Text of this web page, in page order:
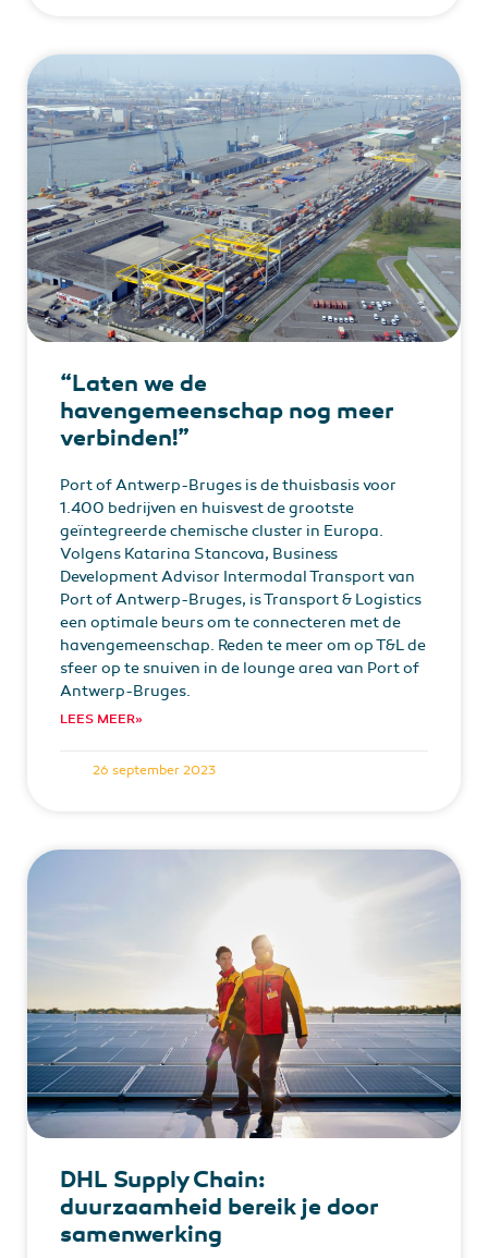
“Laten we de
havengemeenschap nog meer
verbinden!”
Port of Antwerp-Bruges is de thuisbasis voor
1.400 bedrijven en huisvest de grootste
geïntegreerde chemische cluster in Europa.
Volgens Katarina Stancova, Business
Development Advisor Intermodal Transport van
Port of Antwerp-Bruges, is Transport & Logistics
een optimale beurs om te connecteren met de
havengemeenschap. Reden te meer om op T&L de
sfeer op te snuiven in de lounge area van Port of
Antwerp-Bruges.
LEES MEER»
26 september 2023
DHL Supply Chain:
duurzaamheid bereik je door
samenwerking